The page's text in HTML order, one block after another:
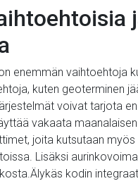
enemmän vaihtoehtoja
kuten geoterminen
voivat tarjota
vakaata
joita kutsutaan
Lisäksi
kodin